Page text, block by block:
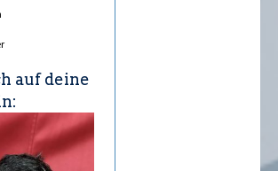
auf deine